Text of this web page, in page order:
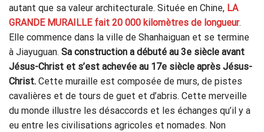
autant que sa valeur architecturale. Située en Chine, LA
GRANDE MURAILLEfait 20 000 kilomètres de longueur.
Elle commence dans la ville de Shanhaiguan et se termine
à Jiayuguan. Sa construction a débuté au 3e siècle avant
Jésus-Christ et s’est achevée au 17e siècle après Jésus-
Christ. Cette muraille est composée de murs, de pistes
cavalières et de tours de guet et d’abris. Cette merveille
du monde illustre les désaccords et les échanges qu’il y a
eu entre les civilisations agricoles et nomades. Non